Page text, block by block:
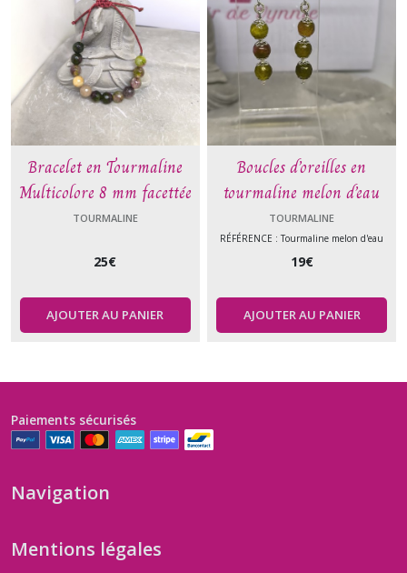
Bracelet en Tourmaline
Multicolore 8 mm facettée
TOURMALINE
25€
AJOUTER AU PANIER
Boucles d’oreilles en
tourmaline melon d’eau
facettée 8 mm – Bijou
artisanal monté sur câble
argenté
TOURMALINE
RÉFÉRENCE : Tourmaline melon d'eau
19€
AJOUTER AU PANIER
Paiements sécurisés
Navigation
Mentions légales